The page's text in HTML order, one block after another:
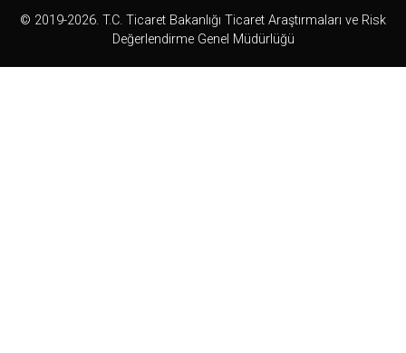
© 2019-2026. T.C. Ticaret Bakanlığı Ticaret Araştırmaları ve Risk
Değerlendirme Genel Müdürlüğü